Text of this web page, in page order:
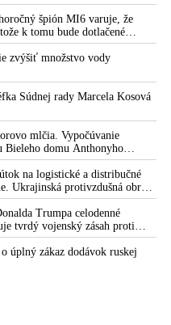
špión MI6 varuje, že
k tomu bude dotlačené
Ukrajinu v roku 2022.
zhromaždených diplomatov,
na zimu. Putin vraj bude
neskončí
zvýšiť množstvo vody
Súdnej rady Marcela Kosová
mlčia. Vypočúvanie
Bieleho domu Anthonyho
väčšina médií ignorovala
na logistické a distribučné
Ukrajinská protivzdušná obrana
na Kyjev a jeho okolie
Trumpa celodenné
tvrdý vojenský zásah proti
úplný zákaz dodávok ruskej